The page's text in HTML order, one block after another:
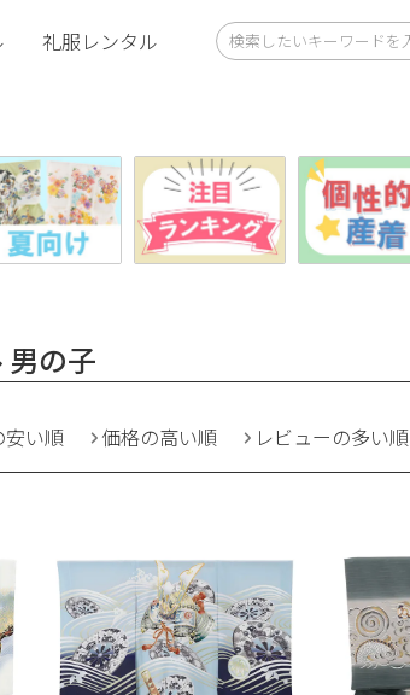
礼服レンタル
男の子
安い順 価格の高い順 レビューの多い順